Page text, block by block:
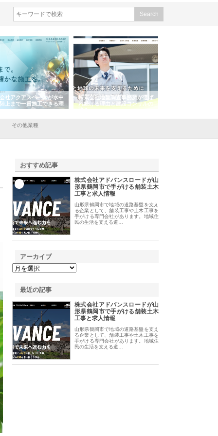
社アクアスペースが水中
上まで一貫施工できる理
株式会社地盤調査事務所が選ば
れ続ける理由と建設コンサルの
強み
その他業種
おすすめ記事
株式会社アドバンスロードが山
形県鶴岡市で手がける舗装土木
工事と求人情報
山形県鶴岡市で地域の道路基盤を支え
る企業として、舗装工事や土木工事を
手がける専門会社があります。地域住
民の生活を支える道…
アーカイブ
最近の記事
株式会社アドバンスロードが山
形県鶴岡市で手がける舗装土木
工事と求人情報
山形県鶴岡市で地域の道路基盤を支え
る企業として、舗装工事や土木工事を
手がける専門会社があります。地域住
民の生活を支える道…